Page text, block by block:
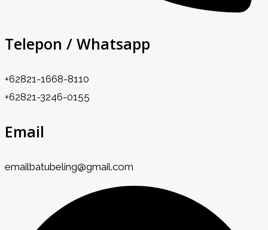
Telepon / Whatsapp
+62821-1668-8110
+62821-3246-0155
Email
emailbatubeling@gmail.com